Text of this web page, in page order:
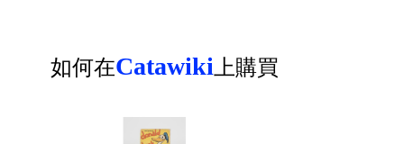
如何在Catawiki 上購買